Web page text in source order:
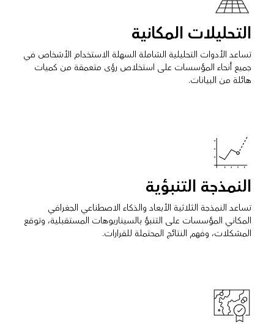
التحليلات المكانية
تساعد الأدوات التحليلية الشاملة السهلة الاستخدام الأشخاص في
جميع أنحاء المؤسسات على استخلاص رؤى متعمقة من كميات
هائلة من البيانات.
النمذجة التنبؤية
تساعد النمذجة الثلاثية الأبعاد والذكاء الاصطناعي الجغرافي
المكاني المؤسسات على التنبؤ بالسيناريوهات المستقبلية، وتوقع
المشكلات، وفهم النتائج المحتملة للقرارات.